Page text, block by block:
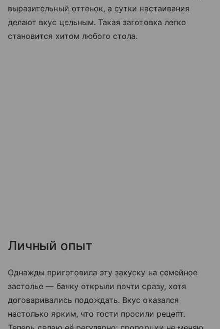
выразительный оттенок, а сутки настаивания
делают вкус цельным. Такая заготовка легко
становится хитом любого стола.
Личный опыт
Однажды приготовила эту закуску на семейное
застолье — банку открыли почти сразу, хотя
договаривались подождать. Вкус оказался
настолько ярким, что гости просили рецепт.